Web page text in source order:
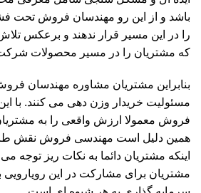
باشد و از این رو مهندسان فروش تحت
را در این مسیر قرار ندهند و برعکس تلاش
که مشتریان را در مسیر محصولات شرکت
بنابراین مشتریان مشاوره مهندسان فروش
مسئولیت خریدار وزن دهی می کنند. با
فروش معمولا ارزش واقعی را به
همین دلیل است مهندسی فروش نقش
اینکه مشتریان دائما به نکات ریز توجه می
مشتریان برای مشارکت در این رویارویی